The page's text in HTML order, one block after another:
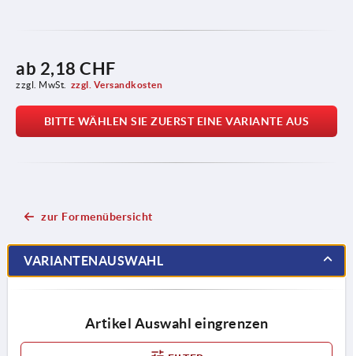
ab 2,18 CHF
zzgl. MwSt. zzgl. Versandkosten
BITTE WÄHLEN SIE ZUERST EINE VARIANTE AUS
zur Formenübersicht
VARIANTENAUSWAHL
Artikel Auswahl eingrenzen